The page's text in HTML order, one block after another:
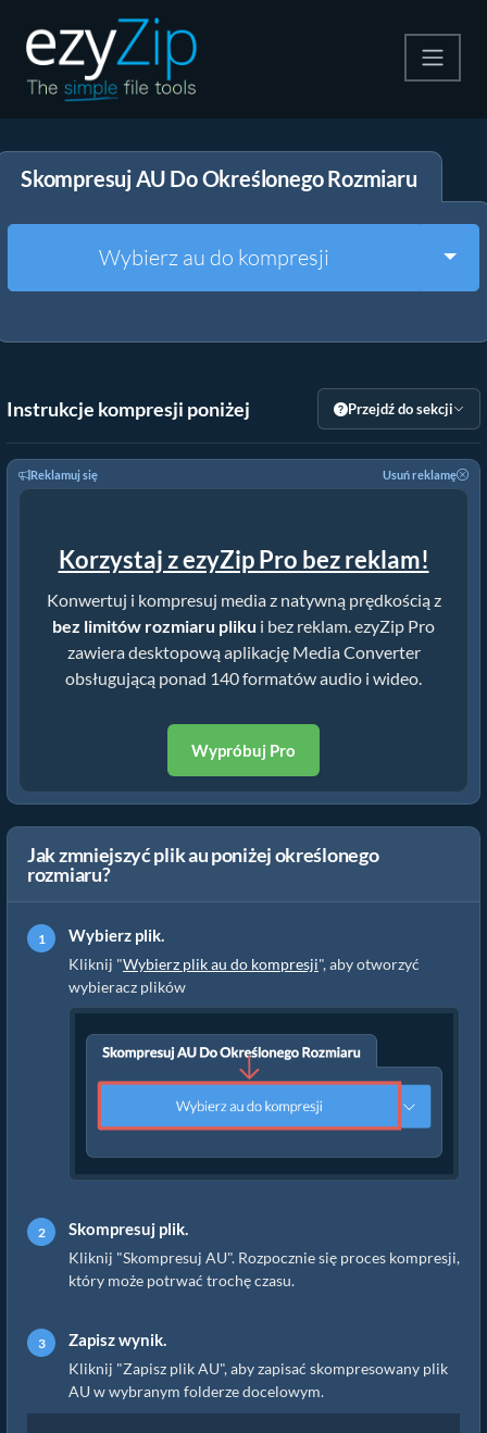
Rozpakuj
Inne narzędzia
Skompresuj AU Do Określonego Rozmiaru
Wybierz au do kompresji
Instrukcje kompresji poniżej Przejdź do sekcji
Reklamuj się Usuń reklamę
Korzystaj z ezyZip Pro bez reklam!
Konwertuj i kompresuj media z natywną prędkością z
bez limitów rozmiaru pliku i bez reklam. ezyZip Pro
zawiera desktopową aplikację Media Converter
obsługującą ponad 140 formatów audio i wideo.
Wypróbuj Pro
Jak zmniejszyć plik au poniżej określonego
rozmiaru?
Wybierz plik.
Kliknij "Wybierz plik au do kompresji", aby otworzyć
wybieracz plików
Skompresuj plik.
Kliknij "Skompresuj AU". Rozpocznie się proces kompresji,
który może potrwać trochę czasu.
Zapisz wynik.
Kliknij "Zapisz plik AU", aby zapisać skompresowany plik
AU w wybranym folderze docelowym.